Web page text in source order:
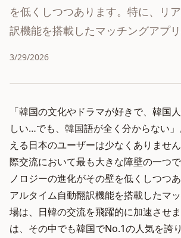
を低くしつつあります。特に、リ
訳機能を搭載したマッチングアプ
3/29/2026
「韓国の文化やドラマが好きで、韓国
しい…でも、韓国語が全く分からない
える日本のユーザーは少なくありませ
際交流において最も大きな障壁の一つ
ノロジーの進化がその壁を低くしつつ
アルタイム自動翻訳機能を搭載したマ
場は、日韓の交流を飛躍的に加速させ
は、その中でも韓国でNo.1の人気を誇